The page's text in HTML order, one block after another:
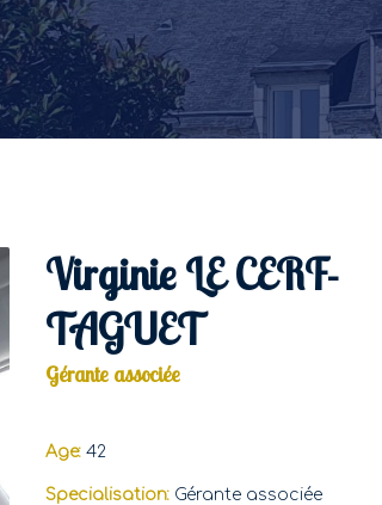
Virginie LE CERF-
TAGUET
Gérante associée
Age: 42
Specialisation: Gérante associée